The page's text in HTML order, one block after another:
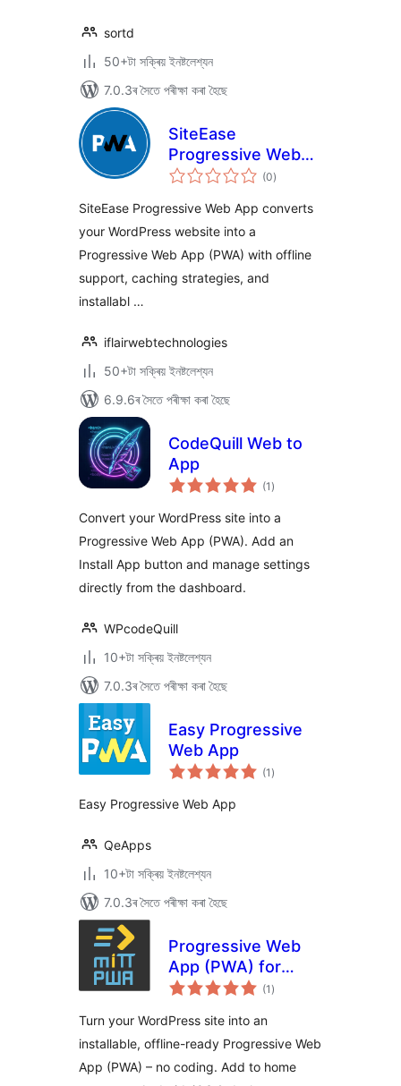
sortd
50+টা সক্ৰিয় ইনষ্টলেশ্যন
7.0.3ৰ সৈতে পৰীক্ষা কৰা হৈছে
SiteEase
Progressive Web
App
(0টা
মুঠ)
SiteEase Progressive Web App converts
your WordPress website into a
Progressive Web App (PWA) with offline
support, caching strategies, and
installabl …
iflairwebtechnologies
50+টা সক্ৰিয় ইনষ্টলেশ্যন
6.9.6ৰ সৈতে পৰীক্ষা কৰা হৈছে
CodeQuill Web to
App
(1 টা
মুঠ)
Convert your WordPress site into a
Progressive Web App (PWA). Add an
Install App button and manage settings
directly from the dashboard.
WPcodeQuill
10+টা সক্ৰিয় ইনষ্টলেশ্যন
7.0.3ৰ সৈতে পৰীক্ষা কৰা হৈছে
Easy Progressive
Web App
(1 টা
মুঠ)
Easy Progressive Web App
QeApps
10+টা সক্ৰিয় ইনষ্টলেশ্যন
7.0.3ৰ সৈতে পৰীক্ষা কৰা হৈছে
Progressive Web
App (PWA) for
WordPress –
Home Screen by
miTT
(1 টা
মুঠ)
Turn your WordPress site into an
installable, offline-ready Progressive Web
App (PWA) – no coding. Add to home